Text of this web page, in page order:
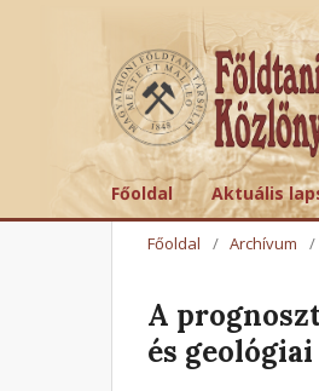
Főoldal Aktuális
Főoldal / Archívum /
A
és